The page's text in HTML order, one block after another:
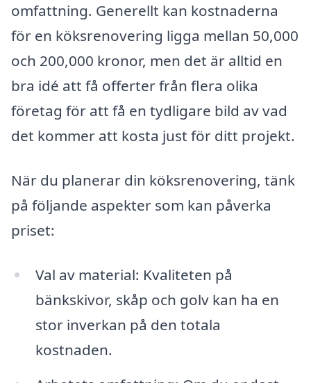
omfattning. Generellt kan kostnaderna
för en köksrenovering ligga mellan 50,000
och 200,000 kronor, men det är alltid en
bra idé att få offerter från flera olika
företag för att få en tydligare bild av vad
det kommer att kosta just för ditt projekt.
När du planerar din köksrenovering, tänk
på följande aspekter som kan påverka
priset:
Val av material: Kvaliteten på
bänkskivor, skåp och golv kan ha en
stor inverkan på den totala
kostnaden.